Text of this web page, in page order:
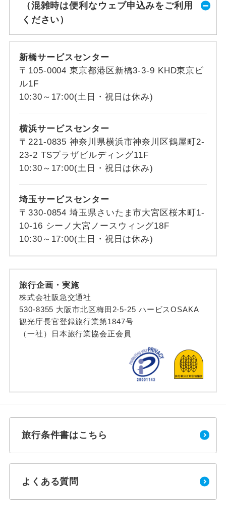
（混雑時は便利なウェブ申込みをご利用
ください）
新橋サービスセンター
〒105-0004 東京都港区新橋3-3-9 KHD東京ビ
ル1F
10:30～17:00(土日・祝日は休み)
横浜サービスセンター
〒221-0835 神奈川県横浜市神奈川区鶴屋町2-
23-2 TSプラザビルディング11F
10:30～17:00(土日・祝日は休み)
埼玉サービスセンター
〒330-0854 埼玉県さいたま市大宮区桜木町1-
10-16 シーノ大宮ノースウィング18F
10:30～17:00(土日・祝日は休み)
旅行企画・実施
株式会社阪急交通社
530-8355 大阪市北区梅田2-5-25 ハービスOSAKA
観光庁長官登録旅行業第1847号
（一社）日本旅行業協会正会員
旅行条件書はこちら
よくある質問